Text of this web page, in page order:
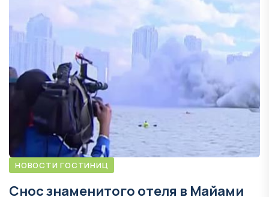
НОВОСТИ ГОСТИНИЦ
Снос знаменитого отеля в Майами